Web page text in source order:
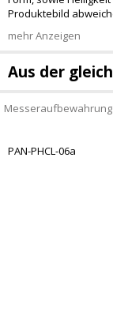
Produktebild
mehr Anzeigen
Aus der
Messeraufbewahrung
PAN-PHCL-06a